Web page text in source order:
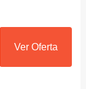
Ver Oferta